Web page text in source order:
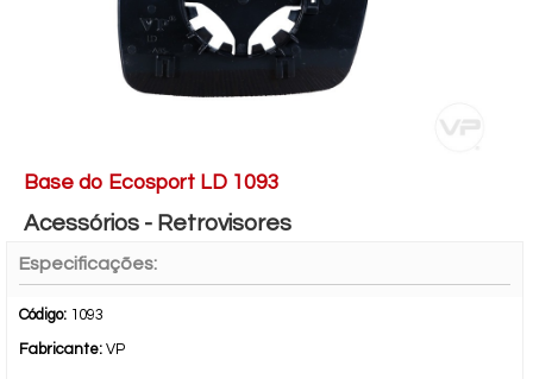
Base do Ecosport LD 1093
Acessórios - Retrovisores
Especificações:
Código: 1093
Fabricante: VP